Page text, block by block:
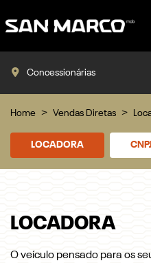
Concessionárias
Home Vendas Diretas
LOCADORA
LOCADORA
O veículo pensado para os